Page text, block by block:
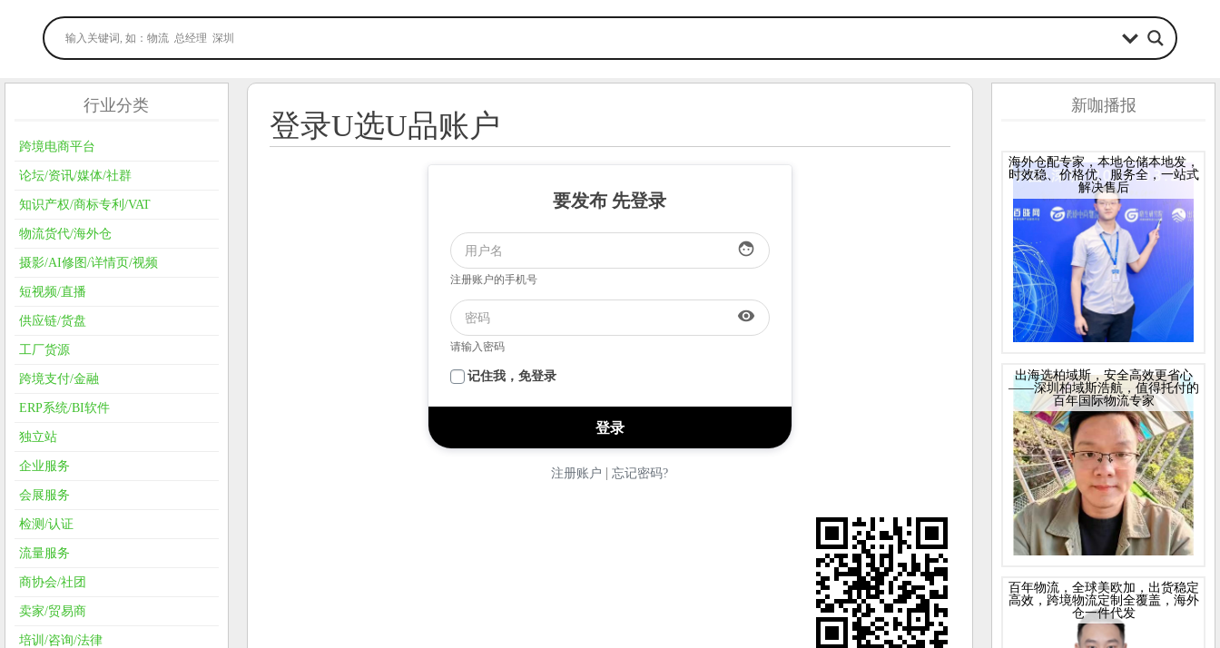
登录U选U品账户
要发布 先登录
face
注册账户的手机号
visibility
请输入密码
记住我，免登录
注册账户 |忘记密码?
行业分类
跨境电商平台
论坛/资讯/媒体/社群
知识产权/商标专利/VAT
物流货代/海外仓
摄影/AI修图/详情页/视频
短视频/直播
供应链/货盘
工厂货源
跨境支付/金融
ERP系统/BI软件
独立站
企业服务
会展服务
检测/认证
流量服务
商协会/社团
卖家/贸易商
培训/咨询/法律
新咖播报
海外仓配专家，本地仓储本地发，
时效稳、价格优、服务全，一站式
解决售后
出海选柏域斯，安全高效更省心
——深圳柏域斯浩航，值得托付的
百年国际物流专家
百年物流，全球美欧加，出货稳定
高效，跨境物流定制全覆盖，海外
仓一件代发